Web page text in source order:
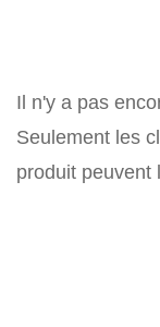
Il n'y a pas
Seulement les
produit peuvent